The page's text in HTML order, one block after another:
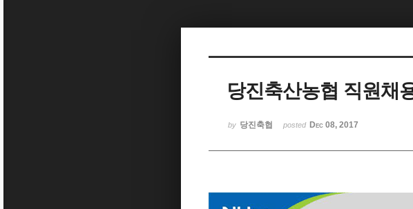
당진축산농협 직원채
by 당진축협 posted Dec 08, 2017
Sketchbook5, 스케치북5
Sketchbook5, 스케치북5